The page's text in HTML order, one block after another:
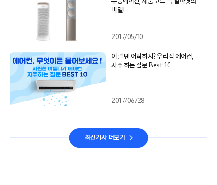
비밀!
2017/05/10
이럴 땐 어떡하지? 우리집 에어컨,
자주 하는 질문 Best 10
2017/06/28
최신기사 더보기